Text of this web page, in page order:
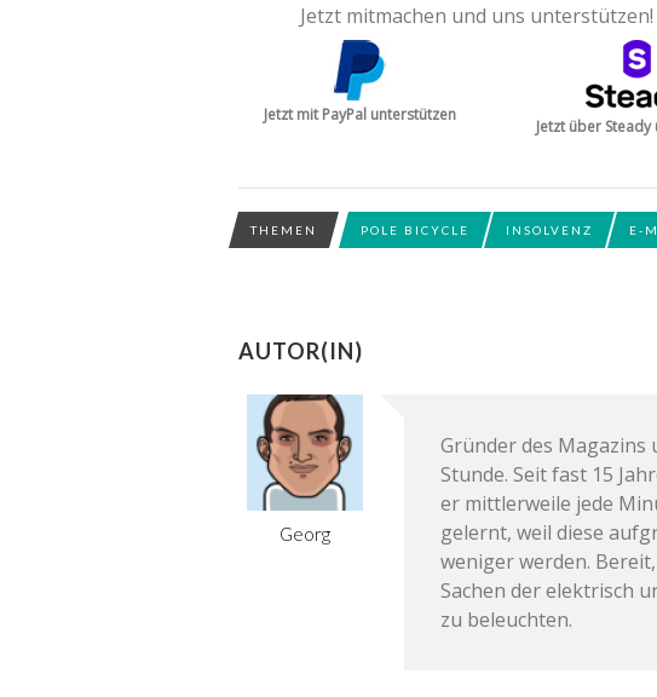
Jetzt mitmachen und uns unterstützen!
Jetzt mit PayPal unterstützen
Jetzt über
THEMEN POLE BICYCLE INSOLVENZ E-
AUTOR(IN)
Georg
Gründer des Magazins
Stunde. Seit fast 15
er mittlerweile jede
gelernt, weil diese
weniger werden.
Sachen der elektrisch
zu beleuchten.